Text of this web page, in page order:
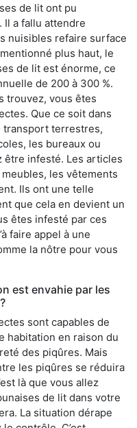
de lit ont pu
a fallu attendre
nuisibles refaire surface
plus haut, le
de lit est énorme, ce
de 200 à 300 %.
trouvez, vous êtes
Que ce soit dans
transport terrestres,
les bureaux ou
être infesté. Les articles
les vêtements
Ils ont une telle
que cela en devient un
êtes infesté par ces
faire appel à une
la nôtre pour vous
est envahie par les
sont capables de
habitation en raison du
des piqûres. Mais
les piqûres se réduira
là que vous allez
de lit dans votre
La situation dérape